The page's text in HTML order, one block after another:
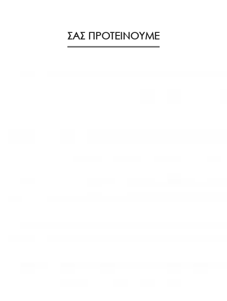
ΣΑΣ ΠΡΟΤΕΙΝΟΥΜΕ